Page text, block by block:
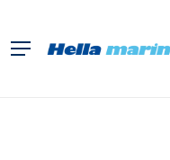
l'accueil
Menu